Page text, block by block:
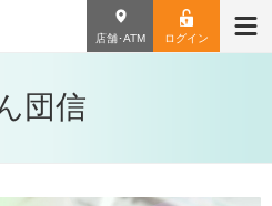
店舗･ATM ログイン
団信